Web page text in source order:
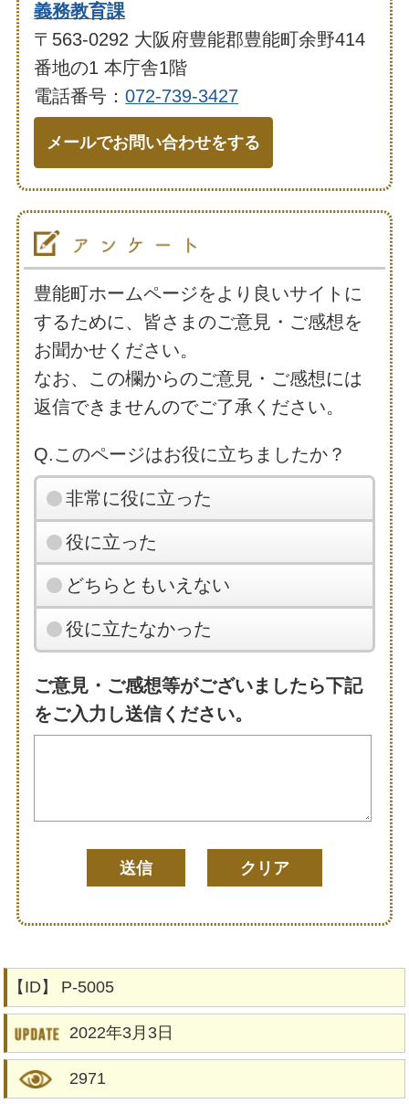
義務教育課
〒563-0292 大阪府豊能郡豊能町余野414
番地の1 本庁舎1階
電話番号：072-739-3427
メールでお問い合わせをする
豊能町ホームページをより良いサイトに
するために、皆さまのご意見・ご感想を
お聞かせください。
なお、この欄からのご意見・ご感想には
返信できませんのでご了承ください。
Q.このページはお役に立ちましたか？
非常に役に立った
役に立った
どちらともいえない
役に立たなかった
ご意見・ご感想等がございましたら下記
をご入力し送信ください。
【ID】 P-5005
2022年3月3日
2971